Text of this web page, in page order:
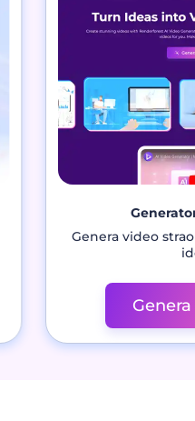
Generatore video AI
video straordinari con una
Genera video AI